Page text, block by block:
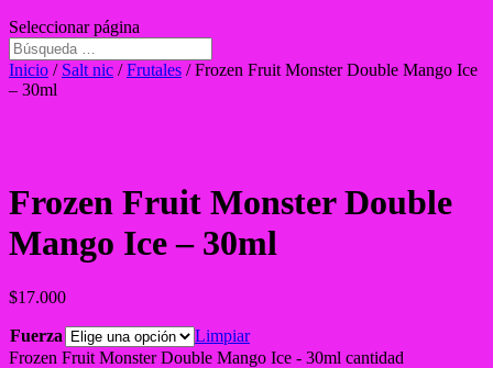
Seleccionar página
Inicio / Salt nic /Frutales / Frozen Fruit Monster Double Mango Ice
– 30ml
Frozen Fruit Monster Double
Mango Ice – 30ml
$17.000
Fuerza
Limpiar
Frozen Fruit Monster Double Mango Ice - 30ml cantidad